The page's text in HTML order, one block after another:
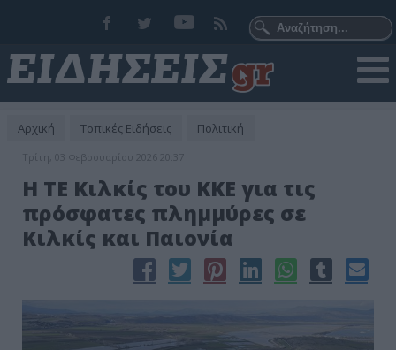
Αρχική Τοπικές Ειδήσεις Πολιτική
Τρίτη, 03 Φεβρουαρίου 2026 20:37
Η ΤΕ Κιλκίς του ΚΚΕ για τις
πρόσφατες πλημμύρες σε
Κιλκίς και Παιονία